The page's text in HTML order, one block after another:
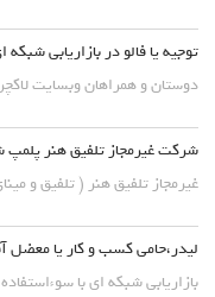
توجیه یا فالو در بازاریابی
دوستان و همراهان وبسایت
شرکت غیرمجاز تلفیق هنر
غیرمجاز تلفیق هنر ( تلفیق و
لیدر،حامی کسب و کار یا معضل
بازاریابی شبکه ای با